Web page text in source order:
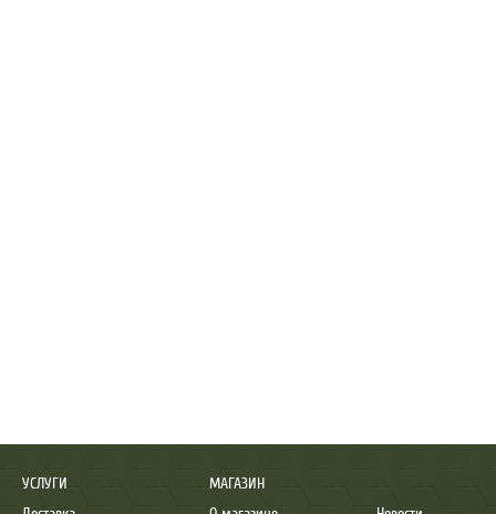
УСЛУГИ
МАГАЗИН